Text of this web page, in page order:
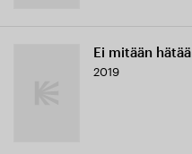
Ei mitään hätää
2019